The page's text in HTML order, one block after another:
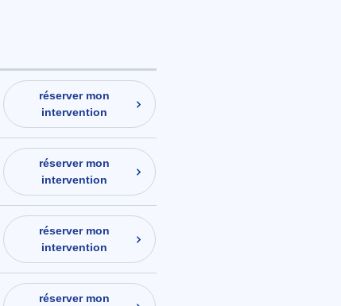
réserver mon
intervention
réserver mon
intervention
réserver mon
intervention
réserver mon